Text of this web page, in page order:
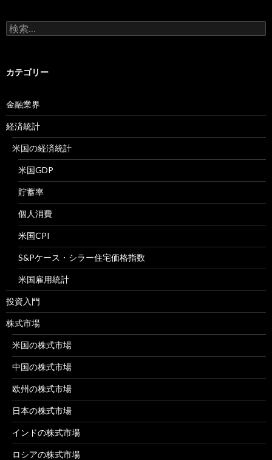
検
索:
カテゴリー
金融業界
経済統計
米国の経済統計
米国GDP
貯蓄率
個人消費
米国CPI
S&Pケース・シラー住宅価格指数
米国雇用統計
投資入門
株式市場
米国の株式市場
中国の株式市場
欧州の株式市場
日本の株式市場
インドの株式市場
ロシアの株式市場